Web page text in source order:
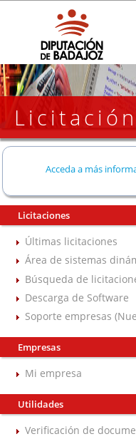
Licitación
Acceda a más
Licitaciones
Últimas licitaciones
Área de sistemas
Búsqueda de
Descarga de Software
Soporte empresas
Empresas
Mi empresa
Utilidades
Verificación de